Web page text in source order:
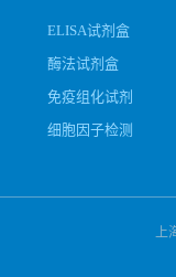
ELISA试剂盒
酶法试剂盒
免疫组化试剂
细胞因子检测
上